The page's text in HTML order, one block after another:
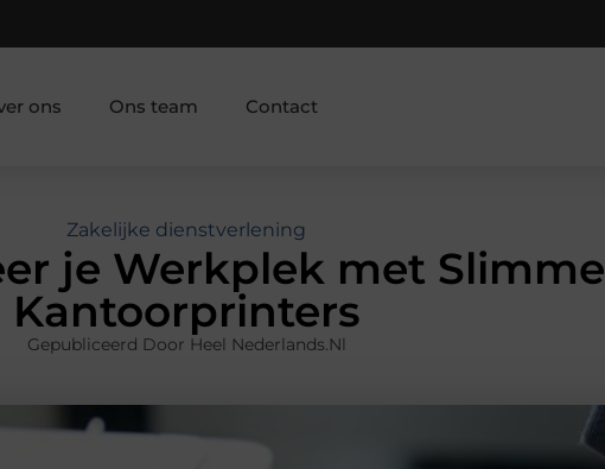
ons Ons team Contact
Zakelijke dienstverlening
je Werkplek met Slimme
Kantoorprinters
Gepubliceerd Door Heel Nederlands.nl